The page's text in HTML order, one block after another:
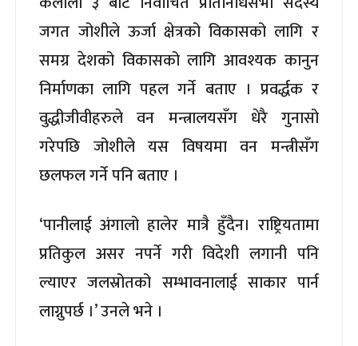
जगत जोशीले ऊर्जा क्षेत्रको विकासको लागि र
समग्र देशको विकासको लागि आवश्यक कानुन
निर्माणका लागि पहल गर्ने बताए । प्रवर्द्धक र
वुद्धीजीवीहरुले वन मन्त्रालयसँग धेरै गुनासो
गरेपछि जोशीले यस विषयमा वन मन्त्रीसँग
छलफल गर्ने पनि बताए ।
‘पानीलाई अंगालो हालेर मात्रै हुँदैन। राष्ट्रियतामा
प्रतिकुल असर नपर्ने गरी विदेशी लगानी पनि
ल्याएर जलस्रोतको सम्भावनालाई साकार पार्न
लाग्नुपर्छ ।’ उनले भने ।